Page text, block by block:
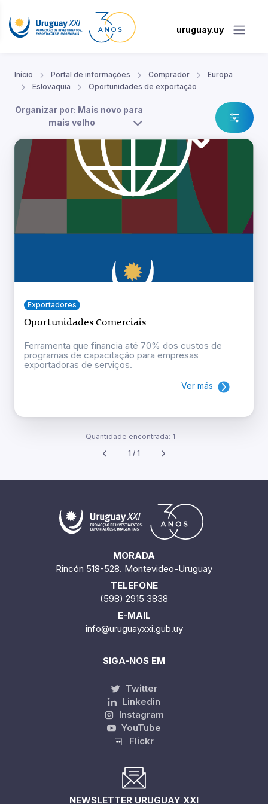
uruguay.uy
Início Portal de informações Comprador
Europa
Eslovaquia
Oportunidades de exportação
Organizar por: Mais novo para
mais velho
Exportadores
Oportunidades Comerciais
Ferramenta que financia até 70% dos custos de
programas de capacitação para empresas
exportadoras de serviços.
Ver más
Quantidade encontrada: 1
1 / 1
MORADA
Rincón 518-528. Montevideo-Uruguay
TELEFONE
(598) 2915 3838
E-MAIL
info@uruguayxxi.gub.uy
SIGA-NOS EM
Twitter
Linkedin
Instagram
YouTube
Flickr
NEWSLETTER URUGUAY XXI